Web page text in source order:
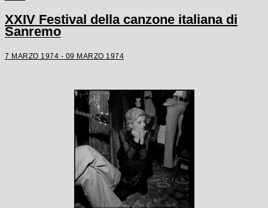
XXIV Festival della canzone italiana di
Sanremo
7 MARZO 1974 - 09 MARZO 1974